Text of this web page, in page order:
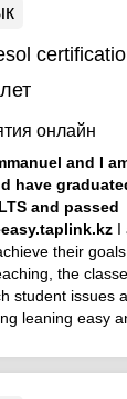
онлайн
and I
have
and passed
I
their
the
student issues
leaning easy